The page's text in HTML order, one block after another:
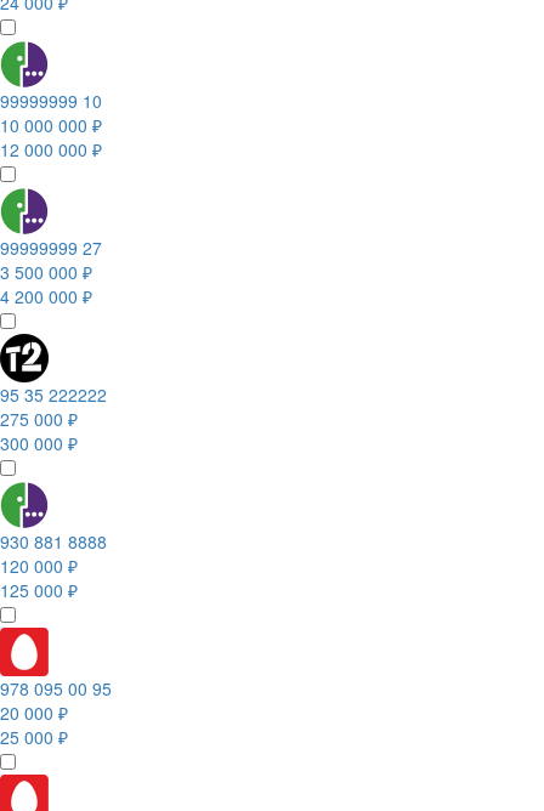
99999999 10
10 000 000 ₽
12 000 000 ₽
99999999 27
3 500 000 ₽
4 200 000 ₽
95 35 222222
275 000 ₽
300 000 ₽
930 881 8888
120 000 ₽
125 000 ₽
978 095 00 95
20 000 ₽
25 000 ₽